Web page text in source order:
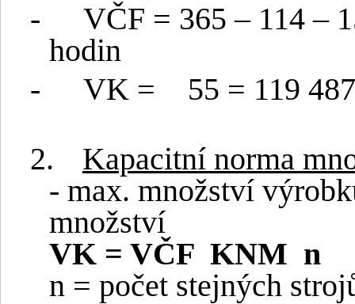
-
VČF = 365 – 114 –
hodin
-
VK =
55 = 119
2.
Kapacitní norma
- max. množství
množství
VK = VČF KNM n
n = počet stejných